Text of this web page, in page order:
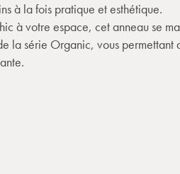
à la fois pratique et esthétique.
à votre espace, cet anneau se
la série Organic, vous permettant